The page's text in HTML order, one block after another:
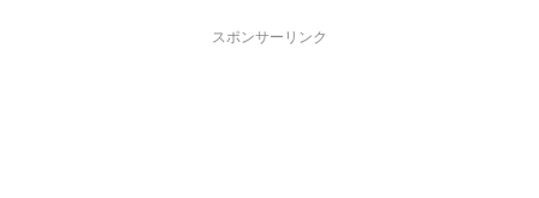
スポンサーリンク